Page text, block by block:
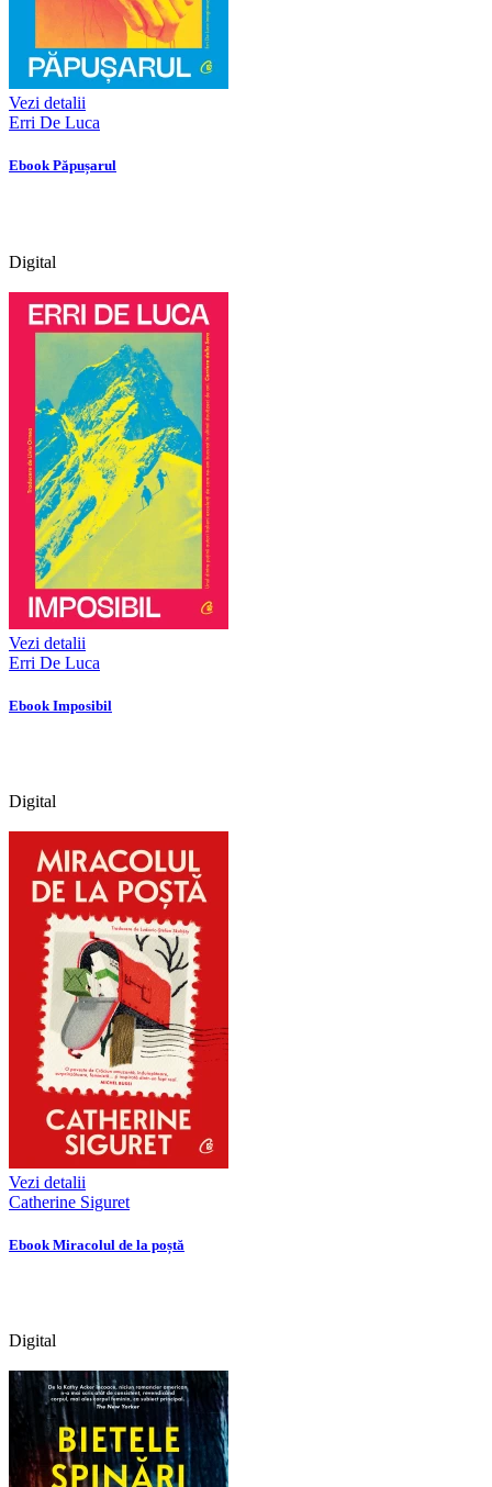
Vezi detalii
Erri De Luca
Ebook Păpușarul
Digital
Vezi detalii
Erri De Luca
Ebook Imposibil
Digital
Vezi detalii
Catherine Siguret
Ebook Miracolul de la poștă
Digital